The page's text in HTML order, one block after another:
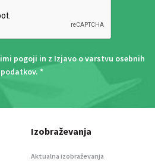
pogoji in z Izjavo o varstvu osebnih
podatkov. *
Izobraževanja
Aktualna izobraževanja